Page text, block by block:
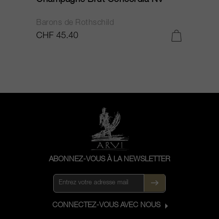
Barons de Rothschild
CHF 45.40
ABONNEZ-VOUS À LA NEWSLETTER
CONNECTEZ-VOUS AVEC NOUS